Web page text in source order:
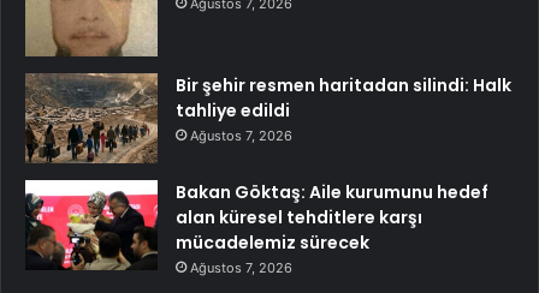
Bir şehir resmen haritadan silindi: Halk
tahliye edildi
Ağustos 7, 2026
Bakan Göktaş: Aile kurumunu hedef
alan küresel tehditlere karşı
mücadelemiz sürecek
Ağustos 7, 2026